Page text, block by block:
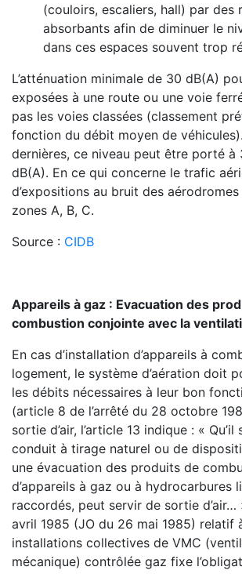
(couloirs, escaliers, hall) par des
absorbants afin de diminuer le
dans ces espaces souvent trop
L’atténuation minimale de 30 dB(A)
exposées à une route ou une voie
pas les voies classées (classement
fonction du débit moyen de
dernières, ce niveau peut être porté à
dB(A). En ce qui concerne le trafic
d’expositions au bruit des
zones A, B, C.
Source : CIDB
Appareils à gaz : Evacuation des
combustion conjointe avec la
En cas d’installation d’appareils à
logement, le système d’aération doit
les débits nécessaires à leur bon
(article 8 de l’arrêté du 28 octobre
sortie d’air, l’article 13 indique : « Qu’il
conduit à tirage naturel ou de
une évacuation des produits de
d’appareils à gaz ou à hydrocarbures
raccordés, peut servir de sortie d’air…
avril 1985 (JO du 26 mai 1985) relatif
installations collectives de VMC
mécanique) contrôlée gaz fixe